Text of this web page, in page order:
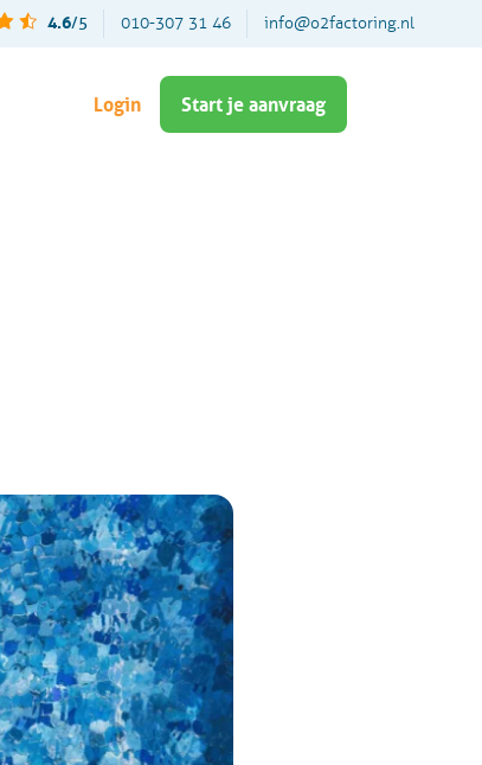
4.6/5 010-307 31 46 info@o2factoring.nl
Login Start je aanvraag